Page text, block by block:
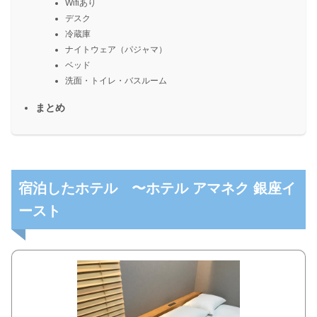
Wifiあり
デスク
冷蔵庫
ナイトウェア（パジャマ）
ベッド
洗面・トイレ・バスルーム
まとめ
宿泊したホテル 〜ホテル アマネク 銀座イ
ースト